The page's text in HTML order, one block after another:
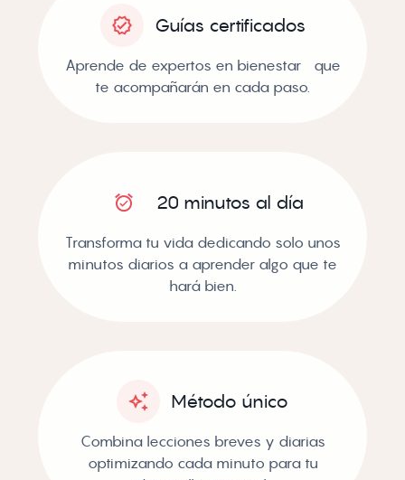
Guías certificados
Aprende de expertos en bienestar que
te acompañarán en cada paso.
20 minutos al día
Transforma tu vida dedicando solo unos
minutos diarios a aprender algo que te
hará bien.
Método único
Combina lecciones breves y diarias
optimizando cada minuto para tu